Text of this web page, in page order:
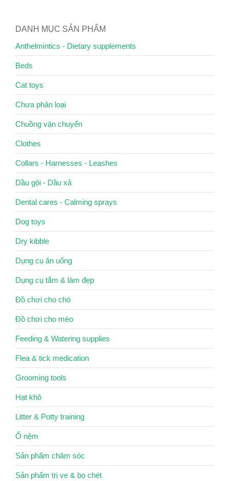
DANH MỤC SẢN PHẨM
Anthelmintics - Dietary supplements
Beds
Cat toys
Chưa phân loại
Chuồng vận chuyển
Clothes
Collars - Harnesses - Leashes
Dầu gội - Dầu xả
Dental cares - Calming sprays
Dog toys
Dry kibble
Dụng cụ ăn uống
Dụng cụ tắm & làm đẹp
Đồ chơi cho chó
Đồ chơi cho mèo
Feeding & Watering supplies
Flea & tick medication
Grooming tools
Hạt khô
Litter & Potty training
Ổ nệm
Sản phẩm chăm sóc
Sản phẩm trị ve & bọ chét